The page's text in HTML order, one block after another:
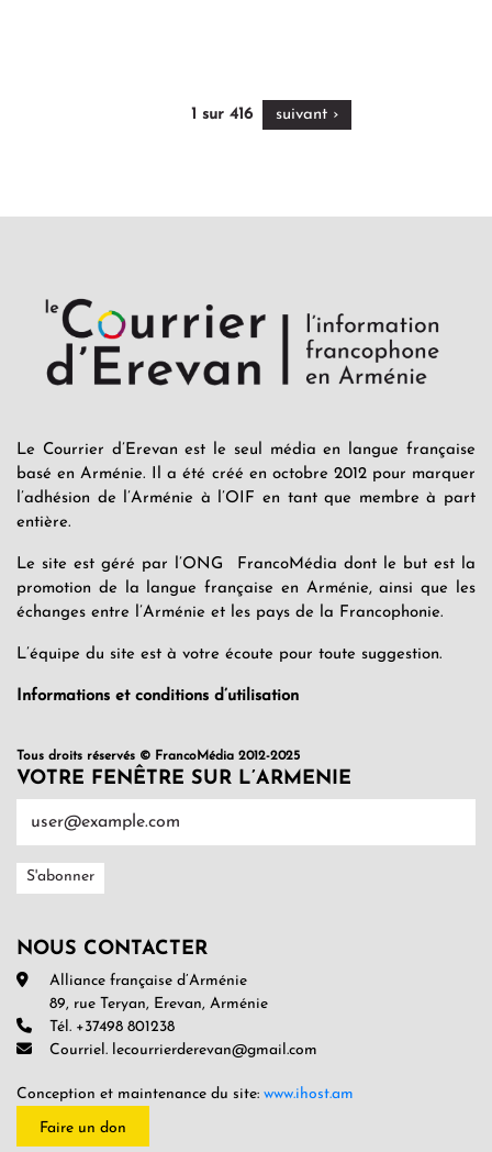
1 sur 416 suivant ›
Le Courrier d’Erevan est le seul média en langue française
basé en Arménie. Il a été créé en octobre 2012 pour marquer
l’adhésion de l’Arménie à l’OIF en tant que membre à part
entière.
Le site est géré par l’ONG FrancoMédia dont le but est la
promotion de la langue française en Arménie, ainsi que les
échanges entre l’Arménie et les pays de la Francophonie.
L’équipe du site est à votre écoute pour toute suggestion.
Informations et conditions d’utilisation
Tous droits réservés © FrancoMédia 2012-2025
VOTRE FENÊTRE SUR L’ARMENIE
NOUS CONTACTER
Alliance française d’Arménie
89, rue Teryan, Erevan, Arménie
Tél. +37498 801238
Courriel. lecourrierderevan@gmail.com
Conception et maintenance du site: www.ihost.am
Faire un don